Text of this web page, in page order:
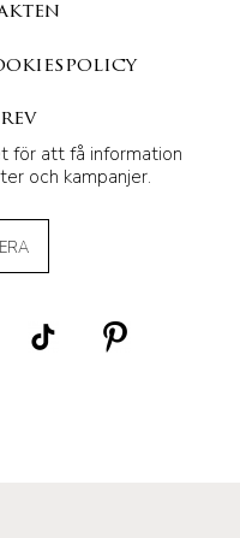
för att få information
och kampanjer.